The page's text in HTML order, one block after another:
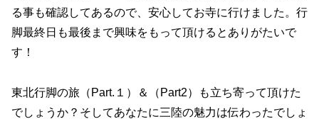
る事も確認してあるので、安心してお寺に行けました。行
脚最終日も最後まで興味をもって頂けるとありがたいで
す！
東北行脚の旅（Part.１）＆（Part2）も立ち寄って頂けた
でしょうか？そしてあなたに三陸の魅力は伝わったでしょ